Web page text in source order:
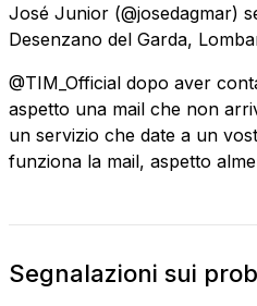
José Junior (@josedagmar)
Desenzano del Garda,
@TIM_Official dopo aver
aspetto una mail che non
un servizio che date a un
funziona la mail, aspetto
Segnalazioni sui